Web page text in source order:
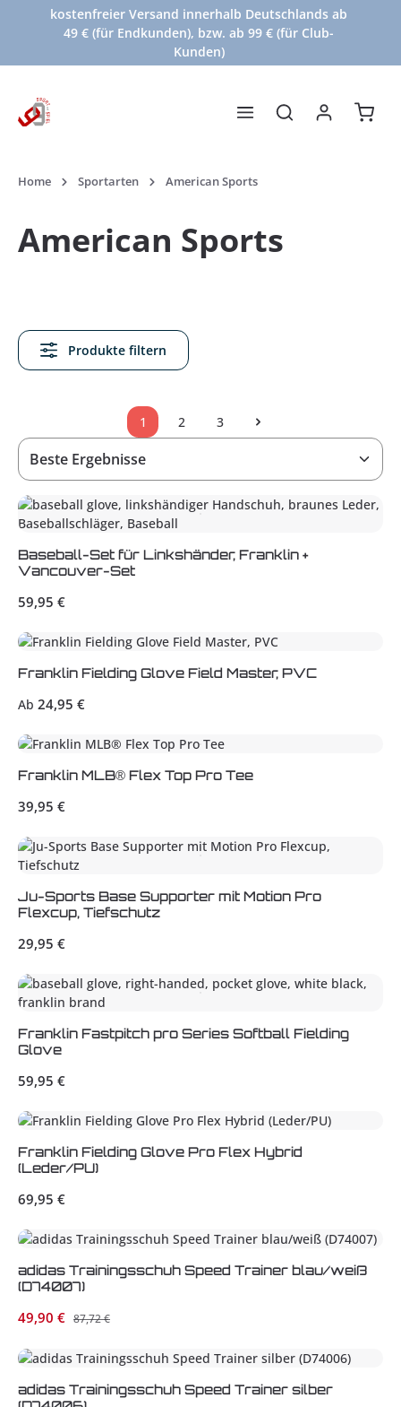
Zum Hauptinhalt springen
kostenfreier Versand innerhalb Deutschlands ab
49 € (für Endkunden), bzw. ab 99 € (für Club-
Kunden)
Home Sportarten American Sports
American Sports
Produkte filtern
Seite
1 Seite
2 Seite
3
Baseball-Set für Linkshänder, Franklin +
Vancouver-Set
Regulärer Preis:
59,95 €
Franklin Fielding Glove Field Master, PVC
Regulärer Preis:
Ab 24,95 €
Franklin MLB® Flex Top Pro Tee
Regulärer Preis:
39,95 €
Ju-Sports Base Supporter mit Motion Pro
Flexcup, Tiefschutz
Regulärer Preis:
29,95 €
Franklin Fastpitch pro Series Softball Fielding
Glove
Regulärer Preis:
59,95 €
Franklin Fielding Glove Pro Flex Hybrid
(Leder/PU)
Regulärer Preis:
69,95 €
adidas Trainingsschuh Speed Trainer blau/weiß
(D74007)
Verkaufspreis:
49,90 € Regulärer Preis:
87,72 €
adidas Trainingsschuh Speed Trainer silber